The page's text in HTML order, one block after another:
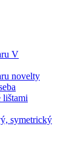
V
novelty
lištami
symetrický